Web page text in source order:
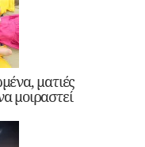
ματιές
μοιραστεί